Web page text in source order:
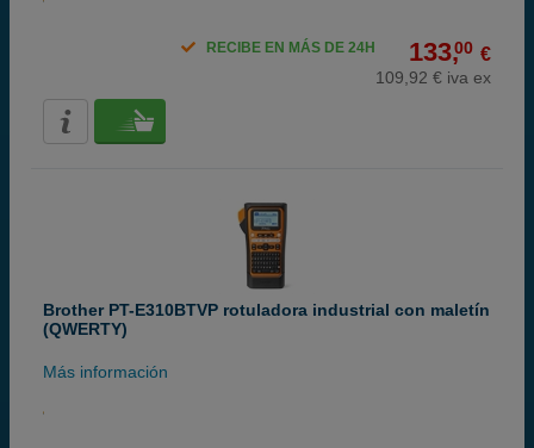
133,00 €
109,92 € iva ex
RECIBE EN MÁS DE 24H
Brother PT-E310BTVP rotuladora industrial con maletín
(QWERTY)
Más información